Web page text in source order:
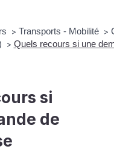
> Transports - Mobilité >
> Quels recours si une
si
de